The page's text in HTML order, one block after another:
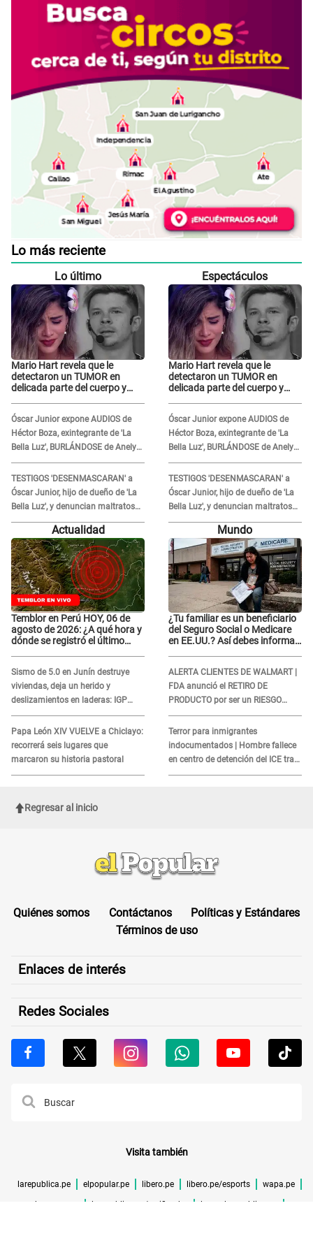
Lo más reciente
Lo último
Mario Hart revela que le
detectaron un TUMOR en
delicada parte del cuerpo y
Óscar Junior expone AUDIOS de
Héctor Boza, exintegrante de 'La
Bella Luz', BURLÁNDOSE de Anely
Dávila tras acusarlo de maltrato:
"Grábame..."
TESTIGOS 'DESENMASCARAN' a
Óscar Junior, hijo de dueño de 'La
Bella Luz', y denuncian maltratos
en la orquesta: "Los humilla..."
Espectáculos
Mario Hart revela que le
detectaron un TUMOR en
delicada parte del cuerpo y
Óscar Junior expone AUDIOS de
Héctor Boza, exintegrante de 'La
Bella Luz', BURLÁNDOSE de Anely
Dávila tras acusarlo de maltrato:
"Grábame..."
TESTIGOS 'DESENMASCARAN' a
Óscar Junior, hijo de dueño de 'La
Bella Luz', y denuncian maltratos
en la orquesta: "Los humilla..."
Actualidad
Temblor en Perú HOY, 06 de
agosto de 2026: ¿A qué hora y
dónde se registró el último
Sismo de 5.0 en Junín destruye
viviendas, deja un herido y
deslizamientos en laderas: IGP
alerta sobre posibles réplicas
Papa León XIV VUELVE a Chiclayo:
recorrerá seis lugares que
marcaron su historia pastoral
Mundo
¿Tu familiar es un beneficiario
del Seguro Social o Medicare
en EE.UU.? Así debes informar
ALERTA CLIENTES DE WALMART |
FDA anunció el RETIRO DE
PRODUCTO por ser un RIESGO
MORTAL para consumidores: ¿Cuál
es?
Terror para inmigrantes
indocumentados | Hombre fallece
en centro de detención del ICE tras
sufrir una "emergencia médica"
Regresar al inicio
Quiénes somos Contáctanos
Políticas y Estándares
Términos de uso
Enlaces de interés
Redes Sociales
Visita también
larepublica.pe elpopular.pe libero.pe libero.pe/esports wapa.pe
buenazo.pe larepublica.pe/verificador lrmas.larepublica.pe